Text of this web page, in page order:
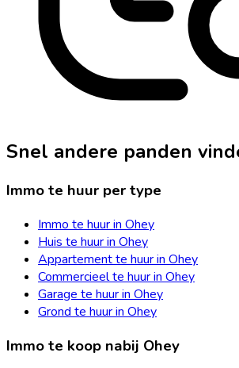
Snel andere panden
Immo te huur per type
Immo te huur in Ohey
Huis te huur in Ohey
Appartement te huur in Ohey
Commercieel te huur in Ohey
Garage te huur in Ohey
Grond te huur in Ohey
Immo te koop nabij Ohey